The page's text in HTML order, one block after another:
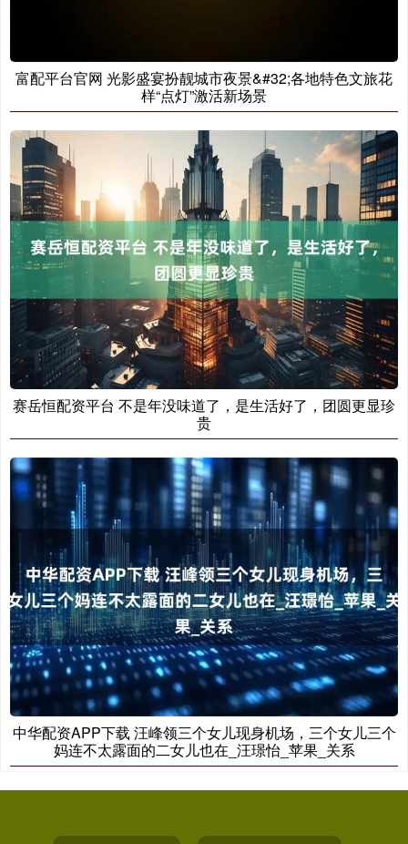
富配平台官网 光影盛宴扮靓城市夜景&#32;各地特色文旅花
样“点灯”激活新场景
赛岳恒配资平台 不是年没味道了，是生活好了，团圆更显珍
贵
中华配资APP下载 汪峰领三个女儿现身机场，三个女儿三个
妈连不太露面的二女儿也在_汪璟怡_苹果_关系